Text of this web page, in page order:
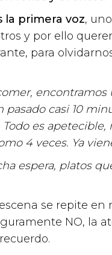
la primera voz,
y por ello
para
pasado casi 10
Todo es
4 veces. Ya
espera, platos
se repite
NO, la